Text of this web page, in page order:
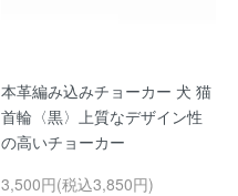
本革編み込みチョーカー 犬 猫
首輪〈黒〉上質なデザイン性
の高いチョーカー
3,500円(税込3,850円)